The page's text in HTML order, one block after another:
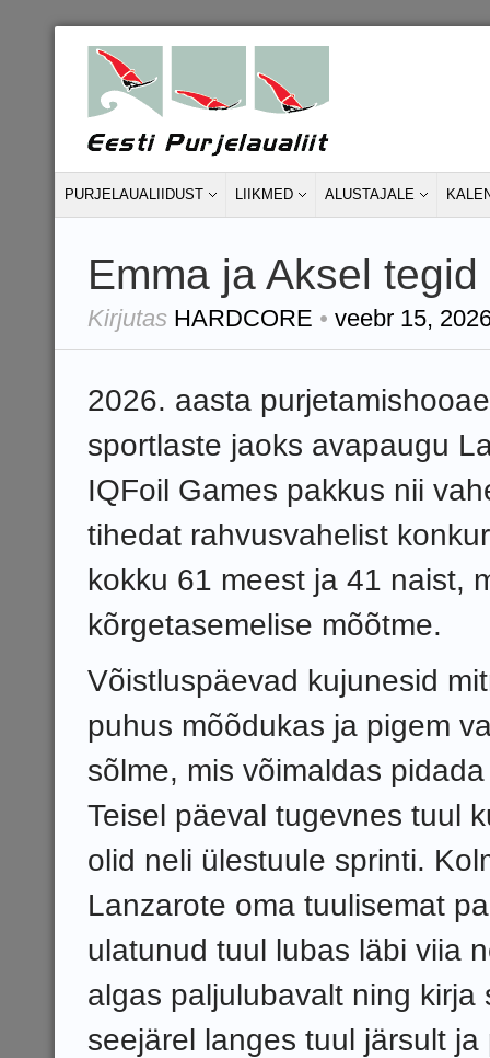
PURJELAUALIIDUST LIIKMED ALUSTAJALE
Emma ja Aksel
Kirjutas HARDCORE • veebr 15,
2026. aasta
sportlaste jaoks avapaugu
IQFoil Games pakkus nii
tihedat rahvusvahelist
kokku 61 meest ja 41 naist,
kõrgetasemelise mõõtme.
Võistluspäevad kujunesid
puhus mõõdukas ja pigem
sõlme, mis võimaldas
Teisel päeval tugevnes tuul
olid neli ülestuule sprinti.
Lanzarote oma tuulisemat
ulatunud tuul lubas läbi viia
algas paljulubavalt ning
seejärel langes tuul järsult